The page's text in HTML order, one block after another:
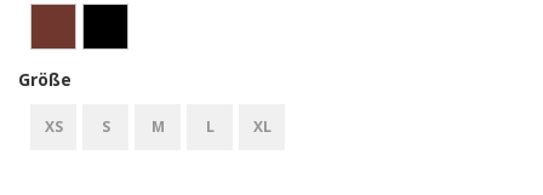
Größe
XS S M L XL